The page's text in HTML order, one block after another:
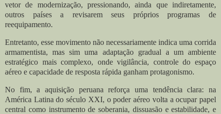
vetor de modernização, pressionando, ainda que indiretamente,
outros países a revisarem seus próprios programas de
reequipamento.
Entretanto, esse movimento não necessariamente indica uma corrida
armamentista, mas sim uma adaptação gradual a um ambiente
estratégico mais complexo, onde vigilância, controle do espaço
aéreo e capacidade de resposta rápida ganham protagonismo.
No fim, a aquisição peruana reforça uma tendência clara: na
América Latina do século XXI, o poder aéreo volta a ocupar papel
central como instrumento de soberania, dissuasão e estabilidade, e